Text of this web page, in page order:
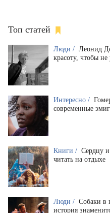
Топ статей
Люди / Леонид
красоту, чтобы
Интересно /
современные
Книги / Сердцу
читать на отдыхе
Люди / Собаки в
история